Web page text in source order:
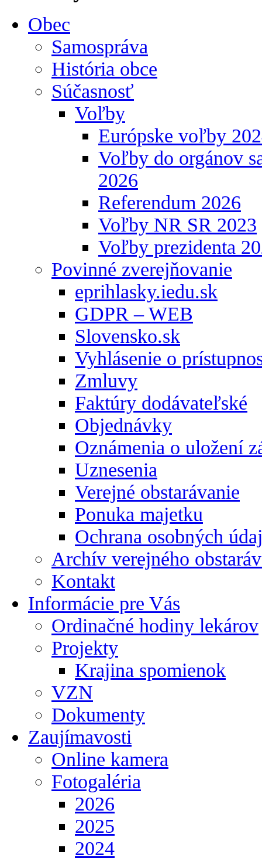
Obec
Samospráva
História obce
Súčasnosť
Voľby
Európske voľby
Voľby do orgánov
2026
Referendum 2026
Voľby NR SR 2023
Voľby prezidenta
Povinné zverejňovanie
eprihlasky.iedu.sk
GDPR – WEB
Slovensko.sk
Vyhlásenie o
Zmluvy
Faktúry dodávateľské
Objednávky
Oznámenia o uložení
Uznesenia
Verejné obstarávanie
Ponuka majetku
Ochrana osobných
Archív verejného
Kontakt
Informácie pre Vás
Ordinačné hodiny lekárov
Projekty
Krajina spomienok
VZN
Dokumenty
Zaujímavosti
Online kamera
Fotogaléria
2026
2025
2024